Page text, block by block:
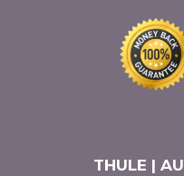
THULE |